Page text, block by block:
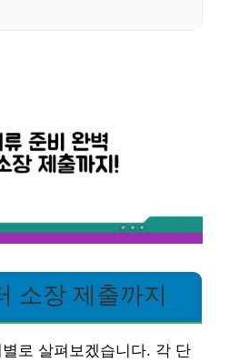
소장 제출까지
로 살펴보겠습니다. 각 단